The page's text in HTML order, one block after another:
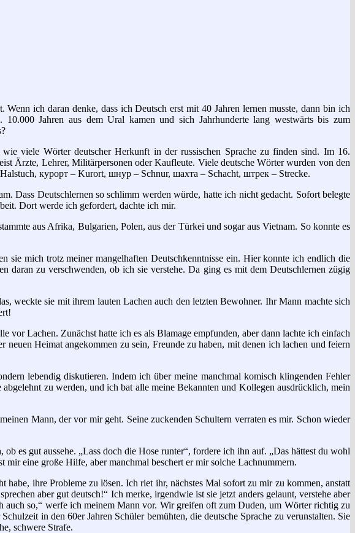
ich daran denke, dass ich Deutsch erst mit 40 Jahren lernen musste, dann bin ich
Jahren aus dem Ural kamen und sich Jahrhunderte lang westwärts bis zum
viele Wörter deutscher Herkunft in der russischen Sprache zu finden sind. Im 16.
Ärzte, Lehrer, Militärpersonen oder Kaufleute. Viele deutsche Wörter wurden von den
курорт – Kurort, шнур – Schnur, шахта – Schacht, штрек – Strecke.
Dass Deutschlernen so schlimm werden würde, hatte ich nicht gedacht. Sofort belegte
Dort werde ich gefordert, dachte ich mir.
aus Afrika, Bulgarien, Polen, aus der Türkei und sogar aus Vietnam. So konnte es
sie mich trotz meiner mangelhaften Deutschkenntnisse ein. Hier konnte ich endlich die
daran zu verschwenden, ob ich sie verstehe. Da ging es mit dem Deutschlernen zügig
weckte sie mit ihrem lauten Lachen auch den letzten Bewohner. Ihr Mann machte sich
vor Lachen. Zunächst hatte ich es als Blamage empfunden, aber dann lachte ich einfach
Heimat angekommen zu sein, Freunde zu haben, mit denen ich lachen und feiern
lebendig diskutieren. Indem ich über meine manchmal komisch klingenden Fehler
zu werden, und ich bat alle meine Bekannten und Kollegen ausdrücklich, mein
Mann, der vor mir geht. Seine zuckenden Schultern verraten es mir. Schon wieder
es gut aussehe. „Lass doch die Hose runter“, fordere ich ihn auf. „Das hättest du wohl
eine große Hilfe, aber manchmal beschert er mir solche Lachnummern.
ihre Probleme zu lösen. Ich riet ihr, nächstes Mal sofort zu mir zu kommen, anstatt
aber gut deutsch!“ Ich merke, irgendwie ist sie jetzt anders gelaunt, verstehe aber
so,“ werfe ich meinem Mann vor. Wir greifen oft zum Duden, um Wörter richtig zu
in den 60er Jahren Schüler bemühten, die deutsche Sprache zu verunstalten. Sie
schwere Strafe.